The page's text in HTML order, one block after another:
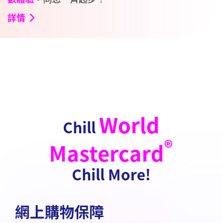
詳情
ChillWorld
Mastercard®
Chill More!
網上購物保障